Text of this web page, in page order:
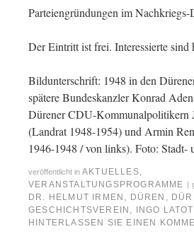
Parteiengründungen im Nachkriegs-
Der Eintritt ist frei. Interessierte sind
Bildunterschrift: 1948 in den
spätere Bundeskanzler Konrad
Dürener CDU-Kommunalpolitikern
(Landrat 1948-1954) und Armin
1946-1948 / von links). Foto: Stadt-
veröffentlicht in AKTUELLES,
VERANSTALTUNGSPROGRAMME |
DR. HELMUT IRMEN , DÜREN ,
GESCHICHTSVEREIN , INGO
HINTERLASSEN SIE EINEN